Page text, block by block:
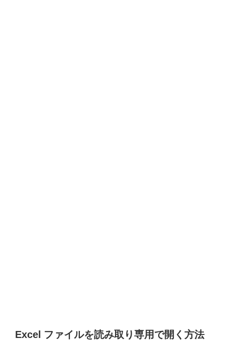
Excel ファイルを読み取り専用で開く方法